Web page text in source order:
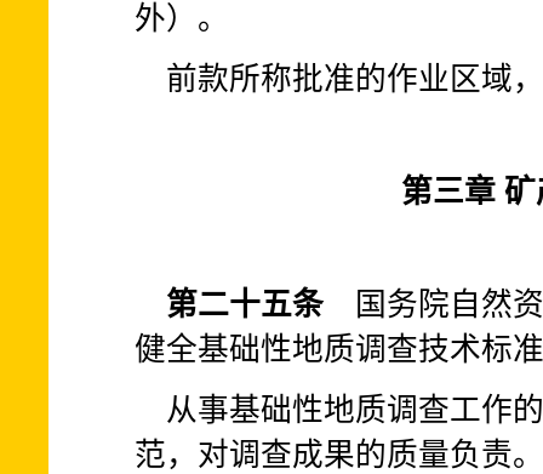
外）。
前款所称批准的作业区域
第三章
第二十五条国务院自然资
健全基础性地质调查技术标
从事基础性地质调查工作
范，对调查成果的质量负责